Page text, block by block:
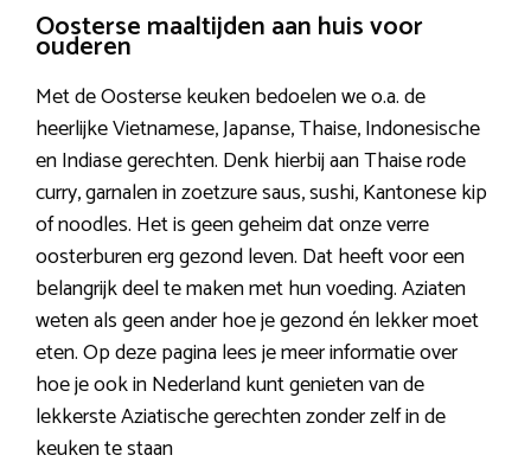
Oosterse maaltijden aan huis voor
ouderen
Met de Oosterse keuken bedoelen we o.a. de
heerlijke Vietnamese, Japanse, Thaise, Indonesische
en Indiase gerechten. Denk hierbij aan Thaise rode
curry, garnalen in zoetzure saus, sushi, Kantonese kip
of noodles. Het is geen geheim dat onze verre
oosterburen erg gezond leven. Dat heeft voor een
belangrijk deel te maken met hun voeding. Aziaten
weten als geen ander hoe je gezond én lekker moet
eten. Op deze pagina lees je meer informatie over
hoe je ook in Nederland kunt genieten van de
lekkerste Aziatische gerechten zonder zelf in de
keuken te staan